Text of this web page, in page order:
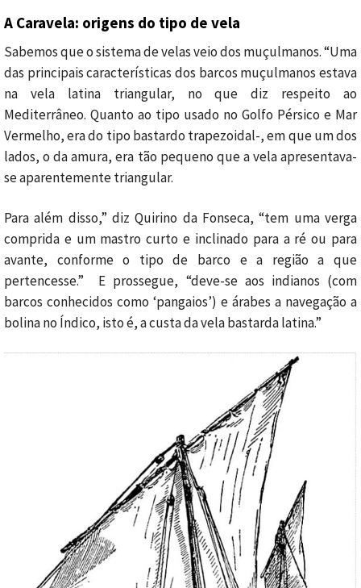
A Caravela: origens do tipo de vela
Sabemos que o sistema de velas veio dos muçulmanos. “Uma
das principais características dos barcos muçulmanos estava
na vela latina triangular, no que diz respeito ao
Mediterrâneo. Quanto ao tipo usado no Golfo Pérsico e Mar
Vermelho, era do tipo bastardo trapezoidal-, em que um dos
lados, o da amura, era tão pequeno que a vela apresentava-
se aparentemente triangular.
Para além disso,” diz Quirino da Fonseca, “tem uma verga
comprida e um mastro curto e inclinado para a ré ou para
avante, conforme o tipo de barco e a região a que
pertencesse.” E prossegue, “deve-se aos indianos (com
barcos conhecidos como ‘pangaios’) e árabes a navegação a
bolina no Índico, isto é, a custa da vela bastarda latina.”